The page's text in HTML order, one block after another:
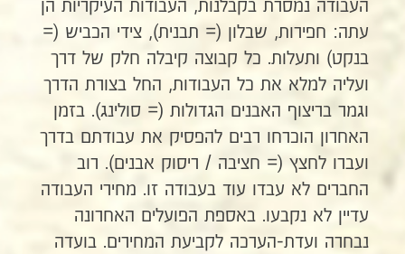
העבודה נמסרת בקבלנות, העבודות העיקריות הן
עתה: חפירות, שבלון (= תבנית), צידי הכביש (=
בנקט) ותעלות. כל קבוצה קיבלה חלק של דרך
ועליה למלא את כל העבודות, החל בצורת הדרך
וגמר בריצוף האבנים הגדולות (= סולינג). בזמן
האחרון הוכרחו רבים להפסיק את עבודתם בדרך
ועברו לחצץ (= חציבה / ריסוק אבנים). רוב
החברים לא עבדו עוד בעבודה זו. מחירי העבודה
עדיין לא נקבעו. באספת הפועלים האחרונה
נבחרה ועדת-הערכה לקביעת המחירים. בועדה